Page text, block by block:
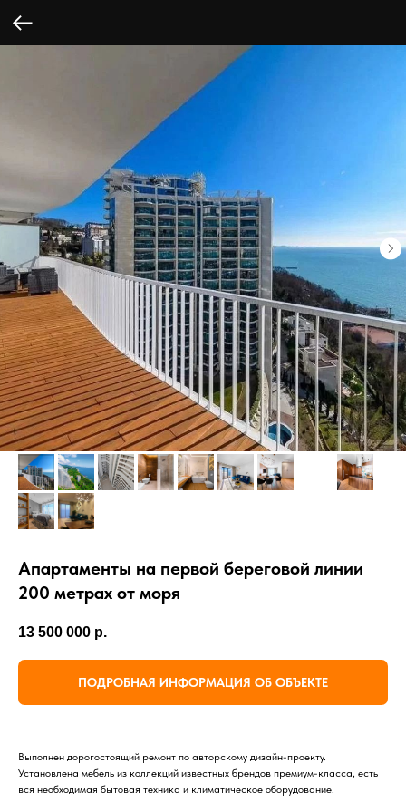
Апартаменты на первой береговой линии
200 метрах от моря
13 500 000 р.
ПОДРОБНАЯ ИНФОРМАЦИЯ ОБ ОБЪЕКТЕ
Выполнен дорогостоящий ремонт по авторскому дизайн-проекту.
Установлена мебель из коллекций известных брендов премиум-класса, есть
вся необходимая бытовая техника и климатическое оборудование.